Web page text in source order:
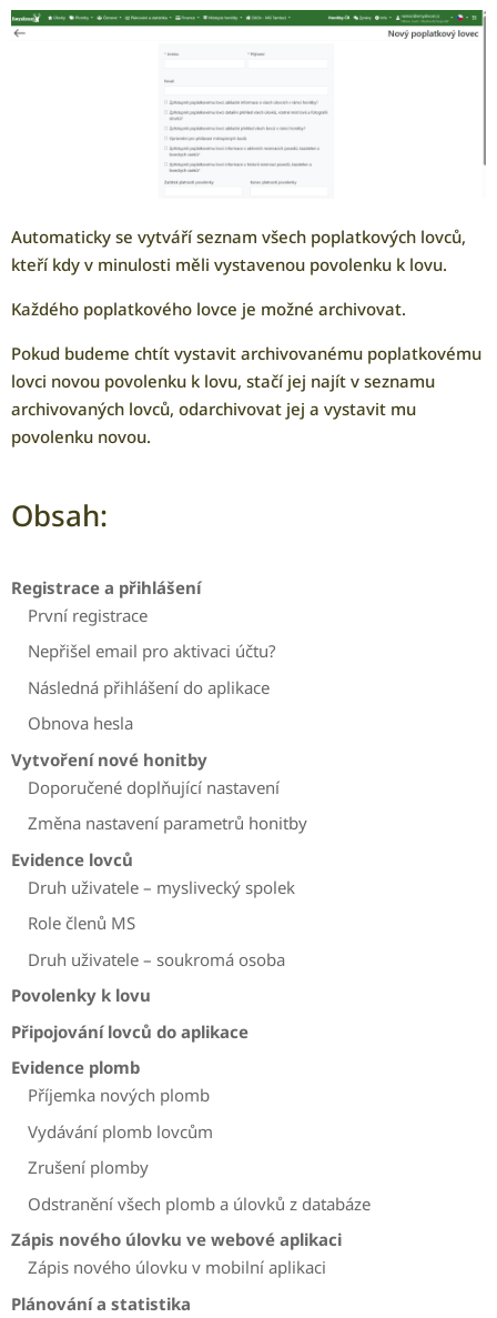
Automaticky se vytváří seznam všech poplatkových lovců,
kteří kdy v minulosti měli vystavenou povolenku k lovu.
Každého poplatkového lovce je možné archivovat.
Pokud budeme chtít vystavit archivovanému poplatkovému
lovci novou povolenku k lovu, stačí jej najít v seznamu
archivovaných lovců, odarchivovat jej a vystavit mu
povolenku novou.
Obsah:
Registrace a přihlášení
První registrace
Nepřišel email pro aktivaci účtu?
Následná přihlášení do aplikace
Obnova hesla
Vytvoření nové honitby
Doporučené doplňující nastavení
Změna nastavení parametrů honitby
Evidence lovců
Druh uživatele – myslivecký spolek
Role členů MS
Druh uživatele – soukromá osoba
Povolenky k lovu
Připojování lovců do aplikace
Evidence plomb
Příjemka nových plomb
Vydávání plomb lovcům
Zrušení plomby
Odstranění všech plomb a úlovků z databáze
Zápis nového úlovku ve webové aplikaci
Zápis nového úlovku v mobilní aplikaci
Plánování a statistika